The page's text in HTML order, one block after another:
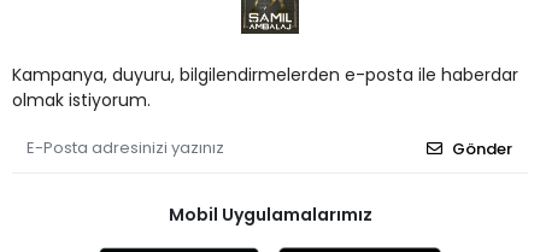
Kampanya, duyuru, bilgilendirmelerden e-posta ile haberdar
olmak istiyorum.
Gönder
Mobil Uygulamalarımız